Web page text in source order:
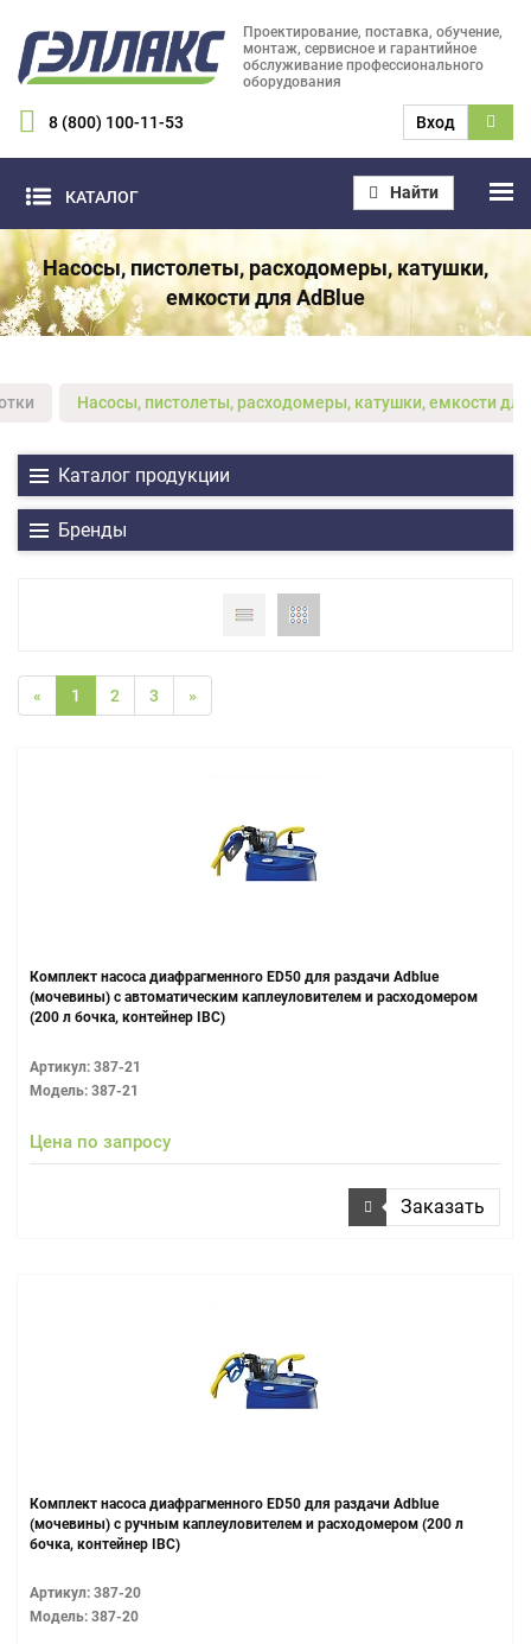
Проектирование, поставка, обучение,
монтаж, сервисное и гарантийное
обслуживание профессионального
оборудования
8 (800) 100-11-53 Вход
КАТАЛОГ Найти
Насосы, пистолеты, расходомеры, катушки,
емкости для AdBlue
Насосы, пистолеты, расходомеры, катушки, емкости
Каталог продукции
Бренды
« 1 2 3 »
Комплект насоса диафрагменного ED50 для раздачи Adblue
(мочевины) с автоматическим каплеуловителем и расходомером
(200 л бочка, контейнер IBC)
Артикул: 387-21
Модель: 387-21
Цена по запросу
Заказать
Комплект насоса диафрагменного ED50 для раздачи Adblue
(мочевины) с ручным каплеуловителем и расходомером (200 л
бочка, контейнер IBC)
Артикул: 387-20
Модель: 387-20